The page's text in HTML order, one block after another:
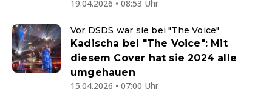
19.04.2026 • 08:53 Uhr
Vor DSDS war sie bei "The Voice"
Kadischa bei "The Voice": Mit
diesem Cover hat sie 2024 alle
umgehauen
15.04.2026 • 07:00 Uhr